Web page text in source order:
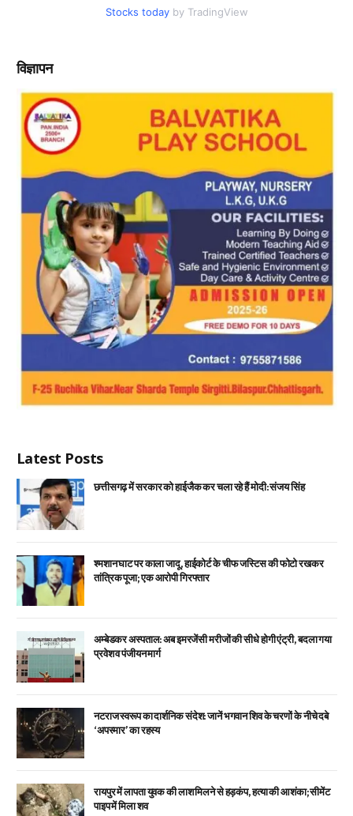
Stocks today by TradingView
विज्ञापन
Latest Posts
छत्तीसगढ़ में सरकार को हाईजैक कर चला रहे हैं मोदी: संजय सिंह
श्मशान घाट पर काला जादू, हाईकोर्ट के चीफ जस्टिस की फोटो रखकर
तांत्रिक पूजा; एक आरोपी गिरफ्तार
अम्बेडकर अस्पताल: अब इमरजेंसी मरीजों की सीधे होगी एंट्री, बदला गया
प्रवेश व पंजीयन मार्ग
नटराज स्वरूप का दार्शनिक संदेश: जानें भगवान शिव के चरणों के नीचे दबे
‘अपस्मार’ का रहस्य
रायपुर में लापता युवक की लाश मिलने से हड़कंप, हत्या की आशंका; सीमेंट
पाइप में मिला शव